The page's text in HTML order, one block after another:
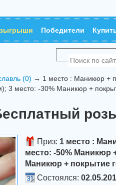
Победители
(0) → 1 место : Маникюр +
3 место: -30% Маникюр +
Приз: 1 место :
место: -50% Маникюр
Маникюр + покрытие
Состоялся: